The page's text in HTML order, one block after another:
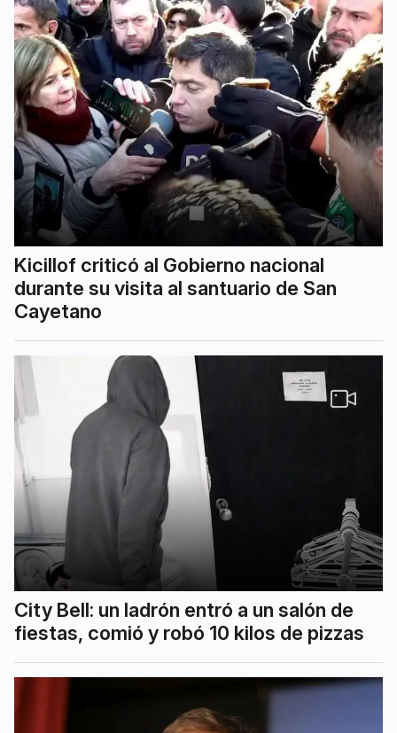
Kicillof criticó al Gobierno nacional
durante su visita al santuario de San
Cayetano
City Bell: un ladrón entró a un salón de
fiestas, comió y robó 10 kilos de pizzas